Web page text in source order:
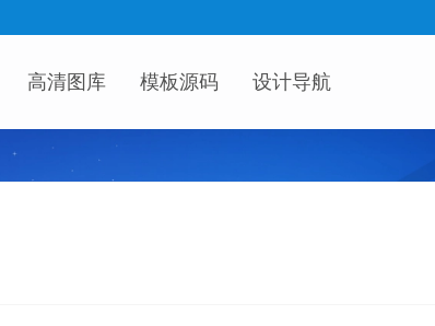
高清图库 模板源码 设计导航